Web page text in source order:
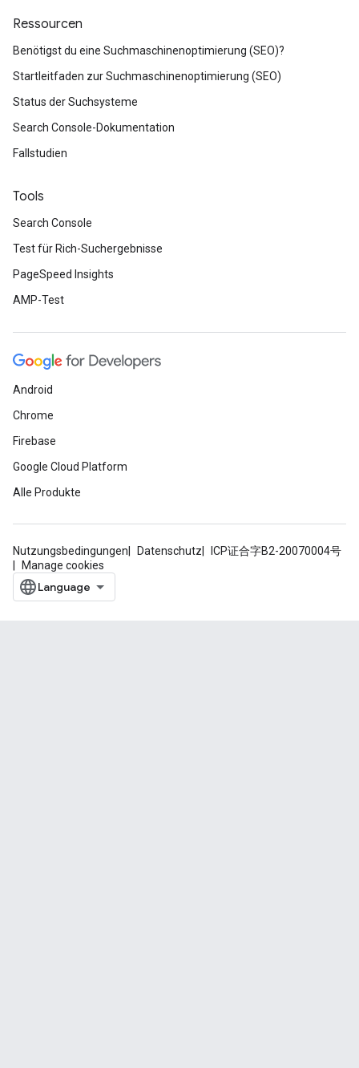
Ressourcen
Benötigst du eine Suchmaschinenoptimierung (SEO)?
Startleitfaden zur Suchmaschinenoptimierung (SEO)
Status der Suchsysteme
Search Console-Dokumentation
Fallstudien
Tools
Search Console
Test für Rich-Suchergebnisse
PageSpeed Insights
AMP-Test
Android
Chrome
Firebase
Google Cloud Platform
Alle Produkte
Nutzungsbedingungen Datenschutz
ICP证合字B2-20070004号
Manage cookies